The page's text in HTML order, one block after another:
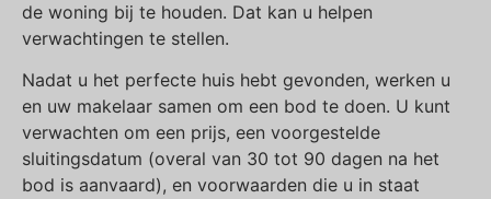
de woning bij te houden. Dat kan u helpen
verwachtingen te stellen.
Nadat u het perfecte huis hebt gevonden, werken u
en uw makelaar samen om een bod te doen. U kunt
verwachten om een prijs, een voorgestelde
sluitingsdatum (overal van 30 tot 90 dagen na het
bod is aanvaard), en voorwaarden die u in staat